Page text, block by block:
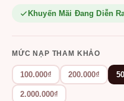
Khuyến Mãi Đang Diễn
MỨC NẠP THAM KHẢO
100.000₫ 200.000₫
2.000.000₫